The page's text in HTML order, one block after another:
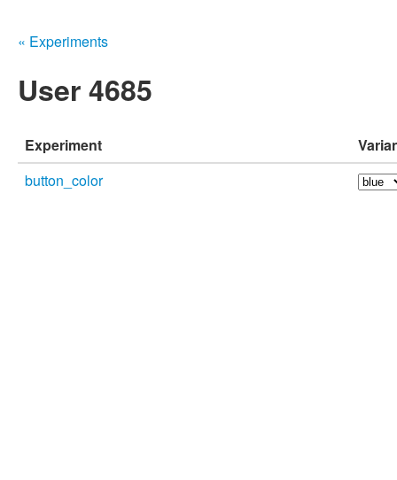
« Experiments
User 4685
Experiment
button_color